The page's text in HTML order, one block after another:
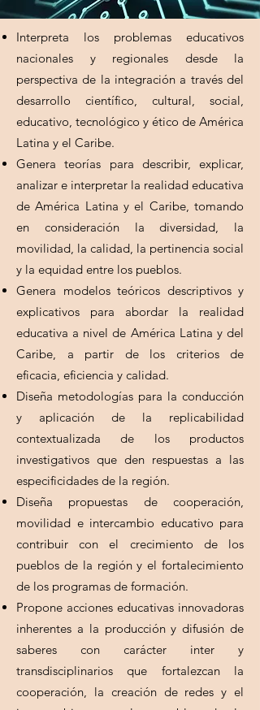
Interpreta los problemas educativos
nacionales y regionales desde la
perspectiva de la integración a través del
desarrollo científico, cultural, social,
educativo, tecnológico y ético de América
Latina y el Caribe.
Genera teorías para describir, explicar,
analizar e interpretar la realidad educativa
de América Latina y el Caribe, tomando
en consideración la diversidad, la
movilidad, la calidad, la pertinencia social
y la equidad entre los pueblos.
Genera modelos teóricos descriptivos y
explicativos para abordar la realidad
educativa a nivel de América Latina y del
Caribe, a partir de los criterios de
eficacia, eficiencia y calidad.
Diseña metodologías para la conducción
y aplicación de la replicabilidad
contextualizada de los productos
investigativos que den respuestas a las
especificidades de la región.
Diseña propuestas de cooperación,
movilidad e intercambio educativo para
contribuir con el crecimiento de los
pueblos de la región y el fortalecimiento
de los programas de formación.
Propone acciones educativas innovadoras
inherentes a la producción y difusión de
saberes con carácter inter y
transdisciplinarios que fortalezcan la
cooperación, la creación de redes y el